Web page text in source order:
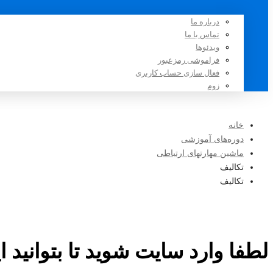
درباره ما
تماس با ما
ویدئوها
فراموشی رمزعبور
فعال سازی حساب کاربری
زوم
خانه
دوره‌های آموزشی
ماشین مهارتهای ارتباطی
تکالیف
تکالیف
لطفا وارد سایت شوید تا بتوانید